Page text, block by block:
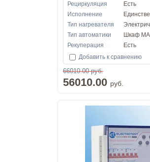
Рециркуляция
Есть
Исполнение
Тип нагревателя
Тип автоматики
Шкаф
Рекуперация
Есть
Добавить к сравнению
66010.00 руб.
56010.00 руб.